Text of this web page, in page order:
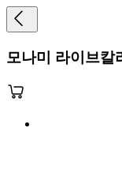
모나미 라이브칼